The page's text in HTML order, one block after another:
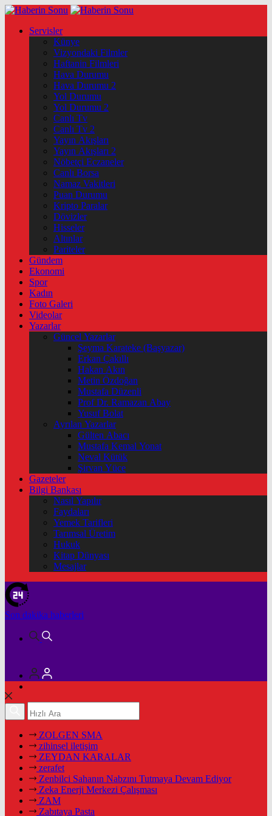
Servisler
Künye
Vizyondaki Filmler
Haftanin Filmleri
Hava Durumu
Hava Durumu 2
Yol Durumu
Yol Durumu 2
Canlı Tv
Canlı Tv 2
Yayın Akışları
Yayın Akışları 2
Nöbetçi Eczaneler
Canlı Borsa
Namaz Vakitleri
Puan Durumu
Kripto Paralar
Dövizler
Hisseler
Altınlar
Pariteler
Gündem
Ekonomi
Spor
Kadın
Foto Galeri
Videolar
Yazarlar
Güncel Yazarlar
Şeyma Karateke (Başyazar)
Erkan Çakıllı
Hakan Akın
Metin Özdoğan
Mustafa Düzenli
Prof Dr. Ramazan Abay
Yusuf Bolat
Ayrılan Yazarlar
Gülten Abacı
Mustafa Kemal Yonat
Neval Kütük
Şirvan Yüce
Gazeteler
Bilgi Bankası
Nasıl Yapılır
Faydaları
Yemek Tarifleri
Tarımsal Üretim
Hukuk
Kitap Dünyası
Mesajlar
Son dakika haberleri
ZOLGEN SMA
zihinsel iletişim
ZEYDAN KARALAR
zerafet
Zenbilci Sahanın Nabzını Tutmaya Devam Ediyor
Zeka Enerji Merkezi Çalışması
ZAM
Zabıtaya Pasta